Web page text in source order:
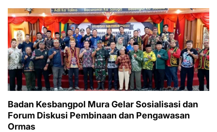
Badan Kesbangpol Mura Gelar Sosialisasi dan
Forum Diskusi Pembinaan dan Pengawasan
Ormas